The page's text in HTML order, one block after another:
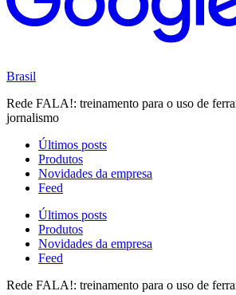
Brasil
Rede FALA!: treinamento para o uso de
jornalismo
Últimos posts
Produtos
Novidades da empresa
Feed
Últimos posts
Produtos
Novidades da empresa
Feed
Rede FALA!: treinamento para o uso de